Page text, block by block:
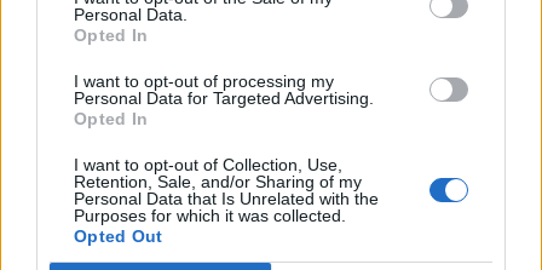
Personal Data.
Opted In
I want to opt-out of processing my
Personal Data for Targeted Advertising.
Opted In
I want to opt-out of Collection, Use,
Retention, Sale, and/or Sharing of my
Personal Data that Is Unrelated with the
Purposes for which it was collected.
Opted Out